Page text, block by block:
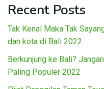
Recent Posts
Tak Kenal Maka Tak
dan kota di Bali 2022
Berkunjung ke Bali?
Paling Populer 2022